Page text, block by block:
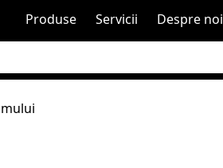
Produse Servicii Despre noi